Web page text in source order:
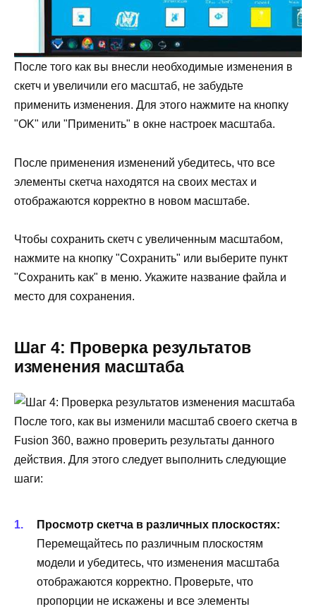
После того как вы внесли необходимые изменения в
скетч и увеличили его масштаб, не забудьте
применить изменения. Для этого нажмите на кнопку
"OK" или "Применить" в окне настроек масштаба.
После применения изменений убедитесь, что все
элементы скетча находятся на своих местах и
отображаются корректно в новом масштабе.
Чтобы сохранить скетч с увеличенным масштабом,
нажмите на кнопку "Сохранить" или выберите пункт
"Сохранить как" в меню. Укажите название файла и
место для сохранения.
Шаг 4: Проверка результатов
изменения масштаба
После того, как вы изменили масштаб своего скетча в
Fusion 360, важно проверить результаты данного
действия. Для этого следует выполнить следующие
шаги:
Просмотр скетча в различных плоскостях:
Перемещайтесь по различным плоскостям
модели и убедитесь, что изменения масштаба
отображаются корректно. Проверьте, что
пропорции не искажены и все элементы